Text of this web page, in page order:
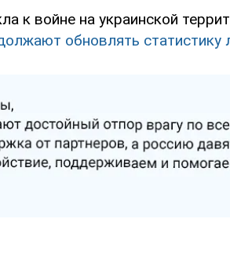
к войне на украинской
обновлять статистику